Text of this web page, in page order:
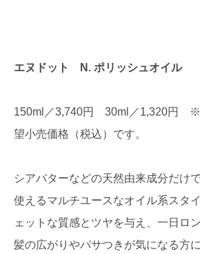
エヌドット N. ポリッシュオイル
150ml／3,740円 30ml／1,320円
※
望小売価格（税込）です。
シアバターなどの天然由来成分だけ
使えるマルチユースなオイル系スタ
ェットな質感とツヤを与え、一日ロ
髪の広がりやパサつきが気になる方